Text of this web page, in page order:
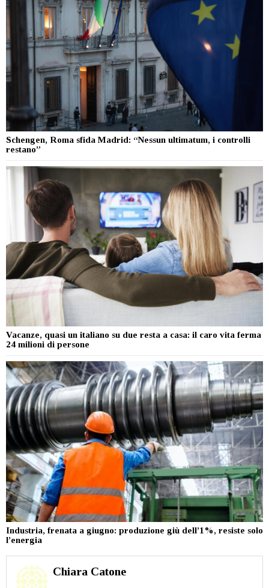
Schengen, Roma sfida Madrid: “Nessun ultimatum, i controlli
restano”
Vacanze, quasi un italiano su due resta a casa: il caro vita ferma
24 milioni di persone
Industria, frenata a giugno: produzione giù dell’1%, resiste solo
l’energia
Chiara Catone